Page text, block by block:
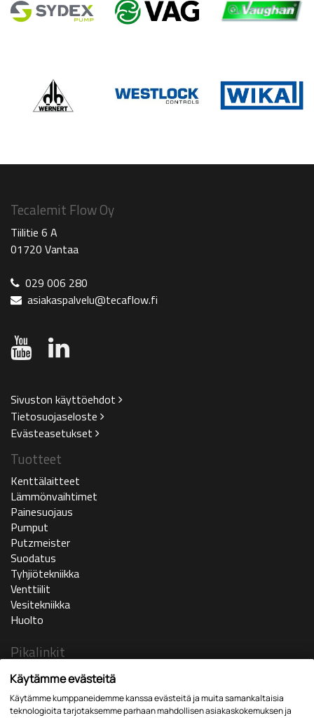
Tecalemit Flow Oy
Tiilitie 6 A
01720 Vantaa
029 006 280
asiakaspalvelu@tecaflow.fi
Sivuston käyttöehdot
Tietosuojaseloste
Evästeasetukset
Tuotteet
Kenttälaitteet
Lämmönvaihtimet
Painesuojaus
Pumput
Putzmeister
Suodatus
Tyhjiötekniikka
Venttiilit
Vesitekniikka
Huolto
Pikalinkit
Ajankohtaista
Yritys
In english
Käytämme evästeitä
Käytämme kumppaneidemme kanssa evästeitä ja muita samankaltaisia
teknologioita tarjotaksemme parhaan mahdollisen asiakaskokemuksen ja